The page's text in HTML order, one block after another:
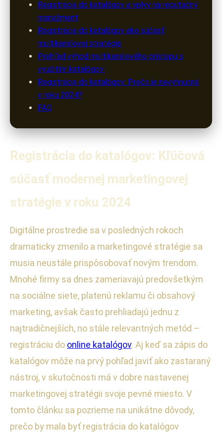
Registrácia do katalógov a vplyv na reputačný
manažment
Registrácia do katalógov ako súčasť
multikanálovej stratégie
Prehľad výhod multikanálového prístupu s
využitím katalógov:
Registrácia do katalógov: Prečo je nevyhnutná
v roku 2024?
FAQ
Registrácia do katalógov: Kľúčová
súčasť modernej marketingovej
stratégie v roku 2024
Digitálne prostredie sa v posledných rokoch
dramaticky zmenilo a marketingové stratégie sa
musia neustále prispôsobovať novým trendom.
Mnohé firmy sa dnes zameriavajú predovšetkým
na sociálne siete, platenú reklamu či obsahový
marketing, avšak často prehliadajú jednu z
najtradičnejších, no stále relevantných metód –
registráciu do online katalógov. Aj keď sa zápis do
katalógov môže na prvý pohľad javiť ako zastaraný
nástroj, v skutočnosti má v dobre nastavenej
marketingovej stratégii svoje pevné miesto. V
tomto článku sa pozrieme na unikátne dôvody,
prečo by mala byť registrácia do katalógov